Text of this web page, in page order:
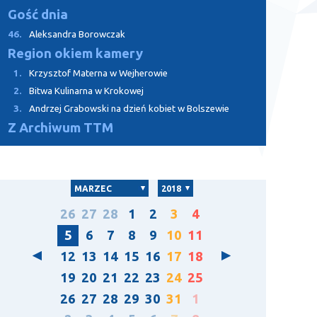
Gość dnia
46. Aleksandra Borowczak
Region okiem kamery
1.
Krzysztof Materna w Wejherowie
2.
Bitwa Kulinarna w Krokowej
3.
Andrzej Grabowski na dzień kobiet w Bolszewie
Z Archiwum TTM
MARZEC 2018
26 27 28 1 2 3
4
5
6 7 8 9 10 11
12 13 14 15 16 17 18
19 20 21 22 23 24 25
26 27 28 29 30 31
1